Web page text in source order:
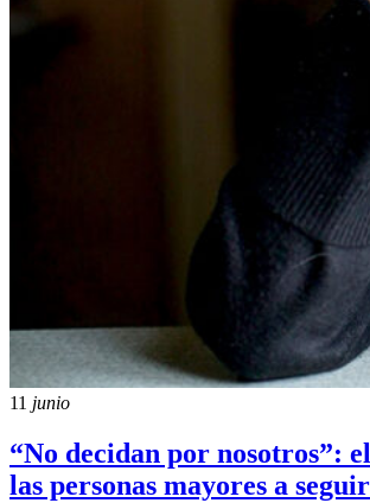
11 junio
“No decidan por nosotros”:
las personas mayores a